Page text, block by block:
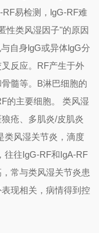
RF易检测， lgG-RF难
性类风湿因子"的原因
自身lgG或异体lgG分
反应。 RF产生于外
髓等。 B淋巴细胞的
的主要细胞。
类风湿
狼疮、多肌炎/皮肌炎
类风湿关节炎，滴度
往往IgG-RF和IgA-RF
常与类风湿关节炎患
现相关，病情得到控